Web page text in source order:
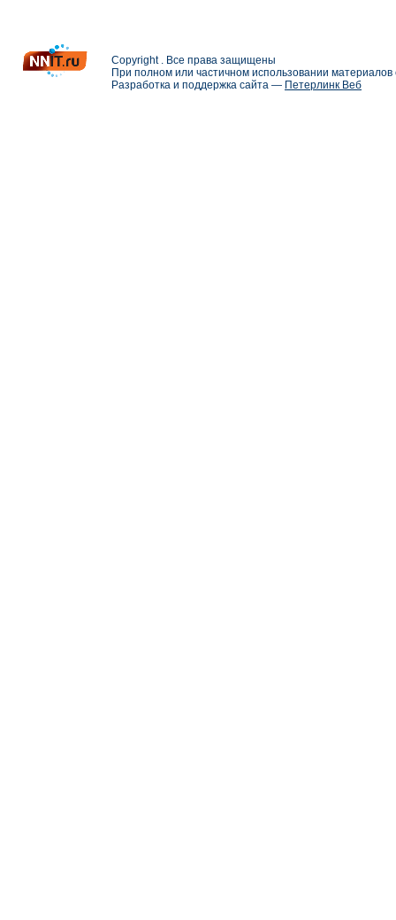
Copyright . Все права защищены
При полном или частичном использовании
Разработка и поддержка сайта — Петерлинк Веб